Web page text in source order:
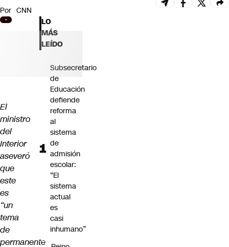
Por CNN
El
ministro
del
Interior
aseveró
que
este
es
“un
tema
de
permanente
LO
MÁS
LEÍDO
Subsecretario
de
Educación
defiende
reforma
al
sistema
de
admisión
escolar:
“El
sistema
actual
es
casi
inhumano”